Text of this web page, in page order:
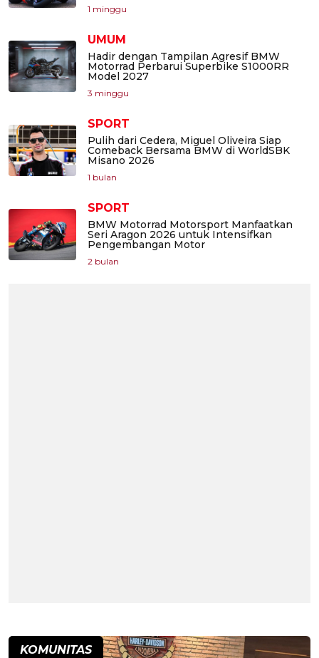
1 minggu
UMUM
Hadir dengan Tampilan Agresif BMW
Motorrad Perbarui Superbike S1000RR
Model 2027
3 minggu
SPORT
Pulih dari Cedera, Miguel Oliveira Siap
Comeback Bersama BMW di WorldSBK
Misano 2026
1 bulan
SPORT
BMW Motorrad Motorsport Manfaatkan
Seri Aragon 2026 untuk Intensifkan
Pengembangan Motor
2 bulan
KOMUNITAS